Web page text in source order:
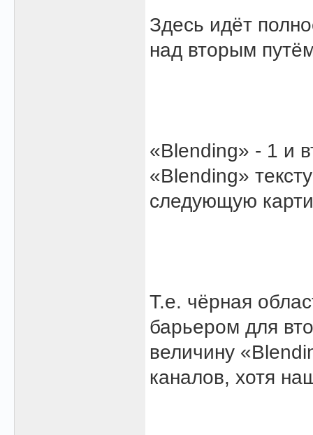
Здесь идёт
над вторым
«Blending» - 1 и
«Blending»
следующую
Т.е. чёрная
барьером для
величину
каналов, хотя